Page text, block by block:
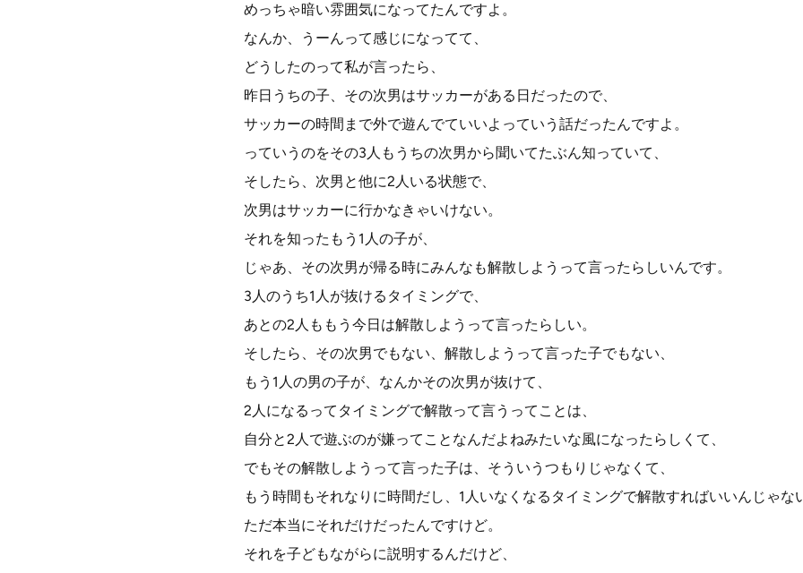
めっちゃ暗い雰囲気になってたんですよ。
なんか、うーんって感じになってて、
どうしたのって私が言ったら、
昨日うちの子、その次男はサッカーがある日だったので、
サッカーの時間まで外で遊んでていいよっていう話だったんですよ。
っていうのをその3人もうちの次男から聞いてたぶん知っていて、
そしたら、次男と他に2人いる状態で、
次男はサッカーに行かなきゃいけない。
それを知ったもう1人の子が、
じゃあ、その次男が帰る時にみんなも解散しようって言ったらしいんです。
3人のうち1人が抜けるタイミングで、
あとの2人ももう今日は解散しようって言ったらしい。
そしたら、その次男でもない、解散しようって言った子でもない、
もう1人の男の子が、なんかその次男が抜けて、
2人になるってタイミングで解散って言うってことは、
自分と2人で遊ぶのが嫌ってことなんだよねみたいな風になったらしくて、
でもその解散しようって言った子は、そういうつもりじゃなくて、
もう時間もそれなりに時間だし、1人いなくなるタイミングで解散すればいいんじゃな
ただ本当にそれだけだったんですけど。
それを子どもながらに説明するんだけど、